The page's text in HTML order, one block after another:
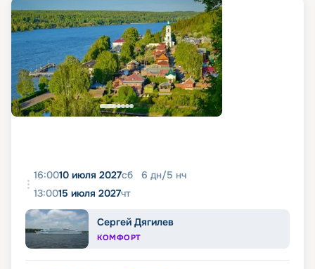
16:0010 июля 2027сб 6 дн/5 нч
13:0015 июля 2027чт
Сергей Дягилев
КОМФОРТ